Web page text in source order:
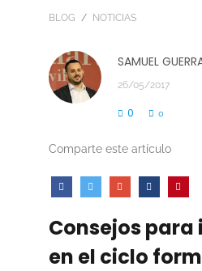
BLOG / NOTICIAS
SAMUEL
26/05/2017
0 0
Comparte este artículo
Consejos
en el ciclo